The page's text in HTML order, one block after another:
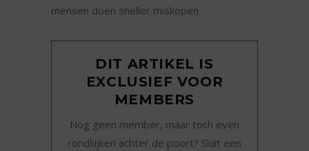
mensen doen sneller miskopen
DIT ARTIKEL IS
EXCLUSIEF VOOR
MEMBERS
Nog geen member, maar toch even
rondkijken achter de poort? Sluit een